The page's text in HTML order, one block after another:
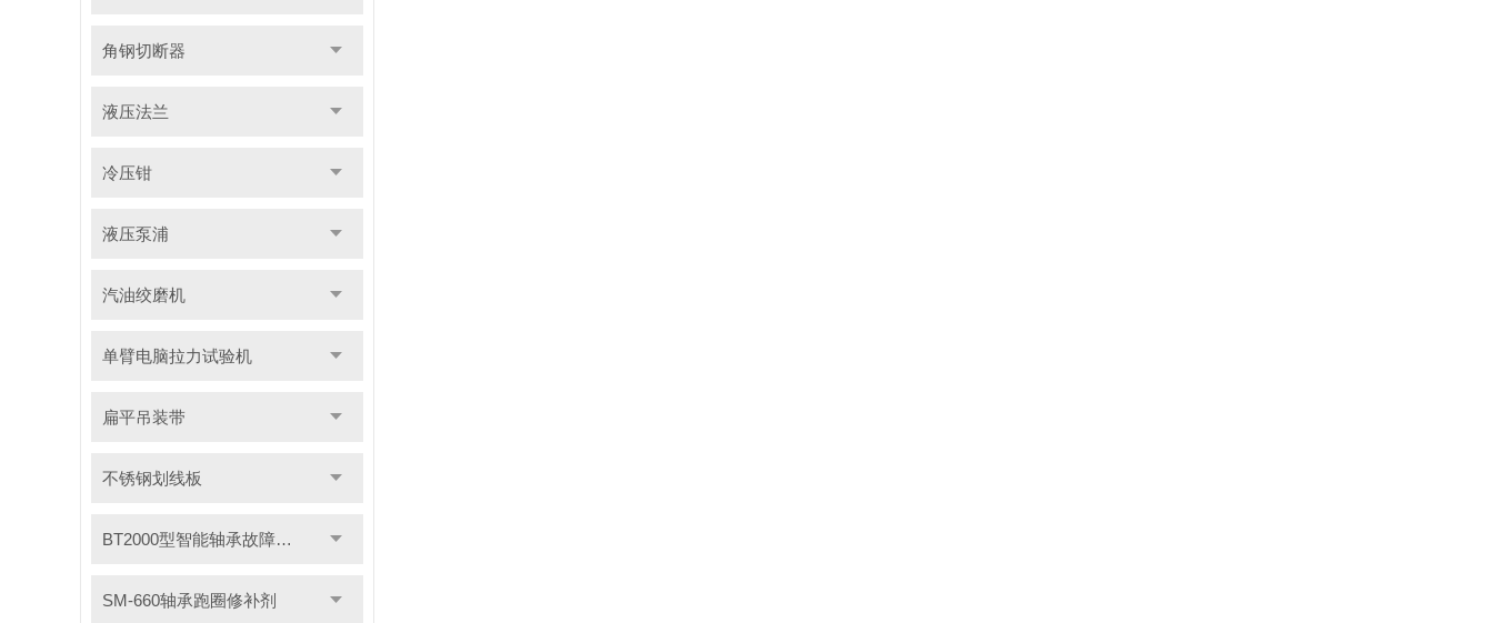
角钢切断器
液压法兰
冷压钳
液压泵浦
汽油绞磨机
单臂电脑拉力试验机
扁平吊装带
不锈钢划线板
BT2000型智能轴承故障测试仪
SM-660轴承跑圈修补剂